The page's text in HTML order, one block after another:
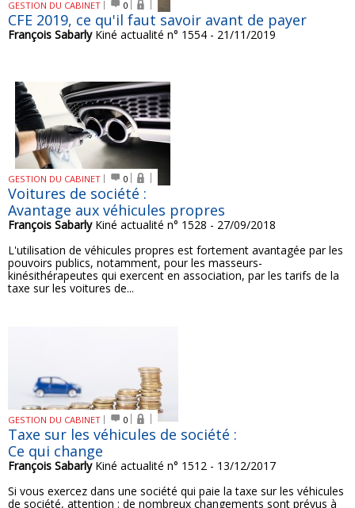
GESTION DU CABINET 0
CFE 2019, ce qu'il faut savoir avant de payer
François SabarlyKiné actualité n° 1554 - 21/11/2019
GESTION DU CABINET 0
Voitures de société :
Avantage aux véhicules propres
François SabarlyKiné actualité n° 1528 - 27/09/2018
L'utilisation de véhicules propres est fortement avantagée par les
pouvoirs publics, notamment, pour les masseurs-
kinésithérapeutes qui exercent en association, par les tarifs de la
taxe sur les voitures de...
GESTION DU CABINET 0
Taxe sur les véhicules de société :
Ce qui change
François SabarlyKiné actualité n° 1512 - 13/12/2017
Si vous exercez dans une société qui paie la taxe sur les véhicules
de société, attention : de nombreux changements sont prévus à